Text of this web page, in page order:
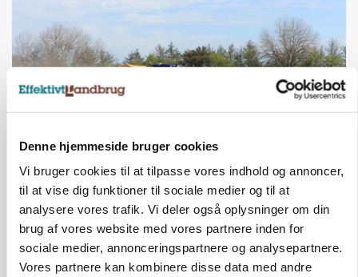
Denne hjemmeside bruger cookies
Vi bruger cookies til at tilpasse vores indhold og annoncer,
til at vise dig funktioner til sociale medier og til at
analysere vores trafik. Vi deler også oplysninger om din
brug af vores website med vores partnere inden for
sociale medier, annonceringspartnere og analysepartnere.
Vores partnere kan kombinere disse data med andre
POLITIK
Folketinget behandler ny gødskningslov: Sådan
kan den ændre din bedrift fra 2027
Annonce